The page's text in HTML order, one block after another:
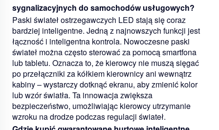
sygnalizacyjnych do samochodów usługowych?
Paski świateł ostrzegawczych LED stają się coraz
bardziej inteligentne. Jedną z najnowszych funkcji jest
łączność i inteligentna kontrola. Nowoczesne paski
świateł można często sterować za pomocą smartfona
lub tabletu. Oznacza to, że kierowcy nie muszą sięgać
po przełączniki za kółkiem kierownicy ani wewnątrz
kabiny – wystarczy dotknąć ekranu, aby zmienić kolor
lub wzór światła. Ta innowacja zwiększa
bezpieczeństwo, umożliwiając kierowcy utrzymanie
wzroku na drodze podczas regulacji świateł.